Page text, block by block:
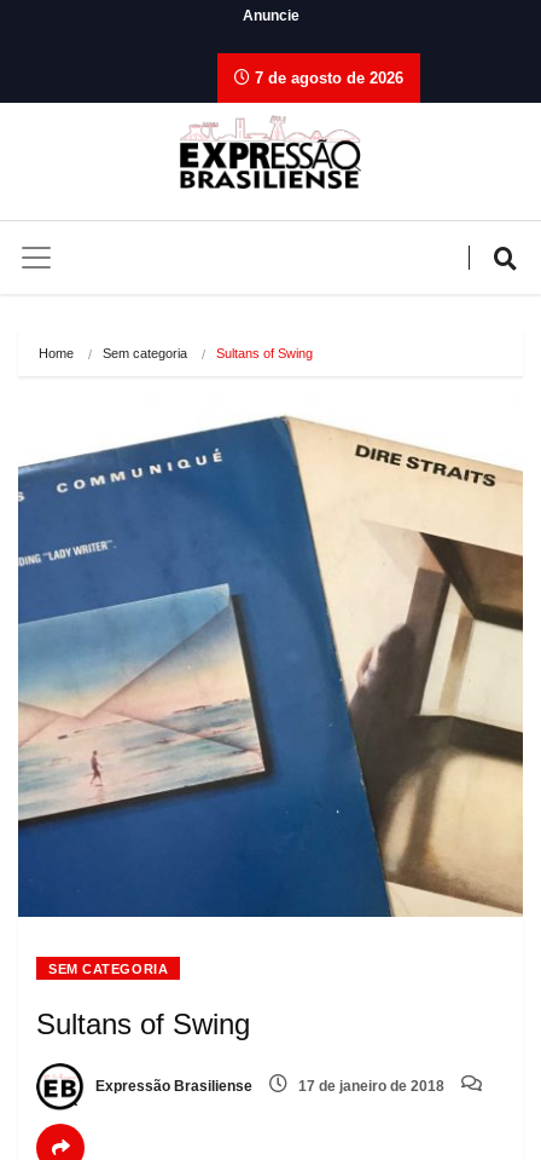
Anuncie
7 de agosto de 2026
Home Sem categoria Sultans of Swing
SEM CATEGORIA
Sultans of Swing
Expressão Brasiliense 17 de janeiro de 2018